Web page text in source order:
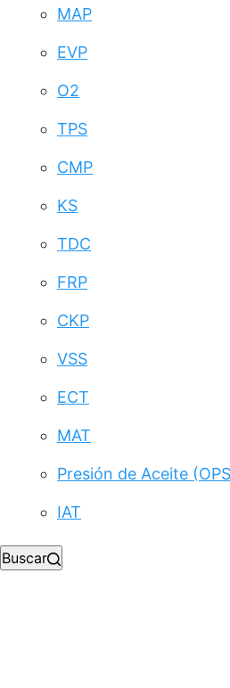
MAP
EVP
O2
TPS
CMP
KS
TDC
FRP
CKP
VSS
ECT
MAT
Presión de Aceite
IAT
Buscar